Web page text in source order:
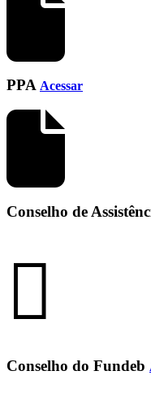
PPA Acessar
Conselho de
Conselho do Fundeb